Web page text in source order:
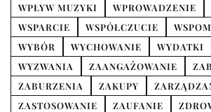
WPŁYW MUZYKI
WPROWADZENIE
WSPARCIE
WSPÓŁCZUCIE
WYBÓR
WYCHOWANIE WYDATKI
WYZWANIA
ZAANGAŻOWANIE
ZABURZENIA
ZAKUPY
ZASTOSOWANIE
ZAUFANIE